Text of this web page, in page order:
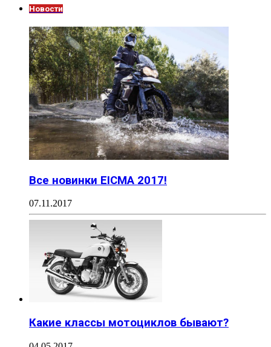
Новости
Все новинки EICMA 2017!
07.11.2017
Какие классы мотоциклов бывают?